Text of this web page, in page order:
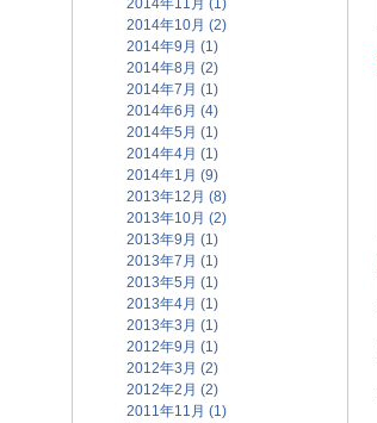
2014年11月 (1)
2014年10月 (2)
2014年9月 (1)
2014年8月 (2)
2014年7月 (1)
2014年6月 (4)
2014年5月 (1)
2014年4月 (1)
2014年1月 (9)
2013年12月 (8)
2013年10月 (2)
2013年9月 (1)
2013年7月 (1)
2013年5月 (1)
2013年4月 (1)
2013年3月 (1)
2012年9月 (1)
2012年3月 (2)
2012年2月 (2)
2011年11月 (1)